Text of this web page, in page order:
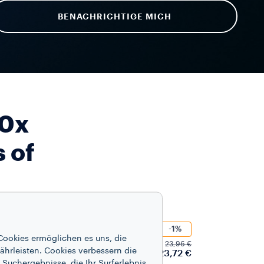
BENACHRICHTIGE MICH
of
gemahlener Kaffee
-1%
23,96 €
23,72 €
ermöglichen es uns, die
Cookies verbessern die